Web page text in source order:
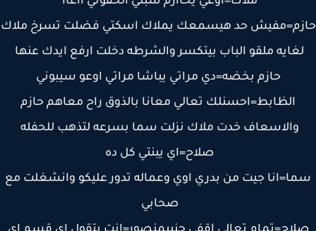
حد هيسمعك يملاك اسكتي فضلت تسرخ ملاك
لغايه ملقو الباب بيتكسر والشرطه دخلت ارفع ايدك عنها
حازم بخضه=دي مراتي يباشا مراتي اوعو سيبوني
الظابط=احسنلك تعالي معانا بالذوق راح معاهم حازم
والاسعاف خدت ملاك نزلت سما بسرعه لتذهب للحفله
صلاح=اي يبنتي كل ده
جيت من بدري اوي وعماله تدور عليكو وانشغلت مع
صحابي